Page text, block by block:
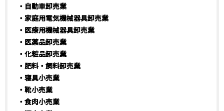
・自動車卸売業
・家庭用電気機械器具卸売業
・医療用機械器具卸売業
・医薬品卸売業
・化粧品卸売業
・肥料・飼料卸売業
・寝具小売業
・靴小売業
・食肉小売業